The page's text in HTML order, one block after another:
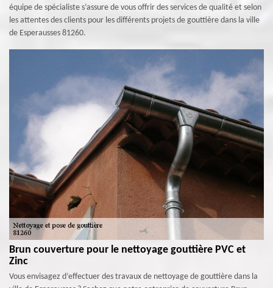
équipe de spécialiste s’assure de vous offrir des services de qualité et selon
les attentes des clients pour les différents projets de gouttière dans la ville
de Esperausses 81260.
Brun couverture pour le nettoyage gouttière PVC et
Zinc
Vous envisagez d’effectuer des travaux de nettoyage de gouttière dans la